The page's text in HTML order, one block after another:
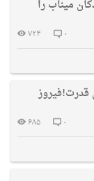
میناب را
۰
۷۲۴
۰
۶۸۵